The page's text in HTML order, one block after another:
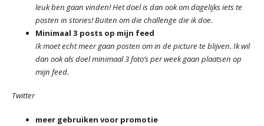
leuk ben gaan vinden! Het doel is dan ook om dagelijks iets te
posten in stories! Buiten om die challenge die ik doe.
Minimaal 3 posts op mijn feed
Ik moet echt meer gaan posten om in de picture te blijven. Ik wil
dan ook als doel minimaal 3 foto’s per week gaan plaatsen op
mijn feed.
Twitter
meer gebruiken voor promotie